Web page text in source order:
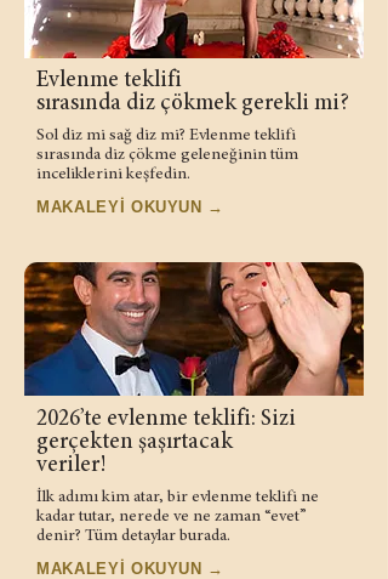
Evlenme teklifi
sırasında diz çökmek gerekli mi?
Sol diz mi sağ diz mi? Evlenme teklifi
sırasında diz çökme geleneğinin tüm
inceliklerini keşfedin.
MAKALEYİ OKUYUN →
2026’te evlenme teklifi: Sizi
gerçekten şaşırtacak
veriler!
İlk adımı kim atar, bir evlenme teklifi ne
kadar tutar, nerede ve ne zaman “evet”
denir? Tüm detaylar burada.
MAKALEYİ OKUYUN →